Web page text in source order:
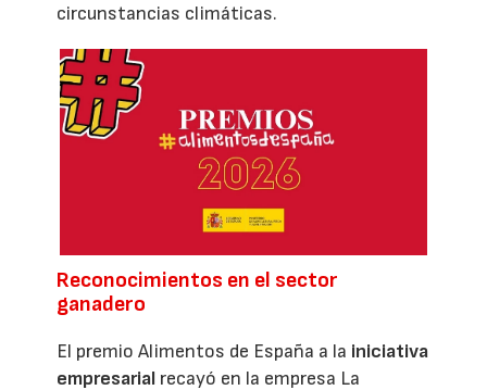
circunstancias climáticas.
Reconocimientos en el sector
ganadero
El premio Alimentos de España a la iniciativa
empresarial recayó en la empresa La